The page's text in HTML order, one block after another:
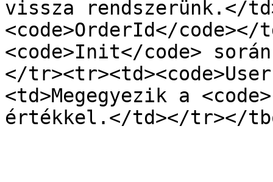
vissza rendszerünk.</
<code>OrderId</code></
<code>Init</code>
</
<td>Megegyezik a